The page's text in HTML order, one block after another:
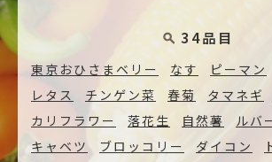
34品目
東京おひさまベリー なす ピーマン
レタス
チンゲン菜 春菊 タマネギ
カリフラワー
落花生 自然薯 ルバ
キャベツ
ブロッコリー ダイコン